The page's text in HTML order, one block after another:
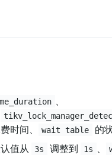
时间、 wait table 的
值从 3s 调整到 1s